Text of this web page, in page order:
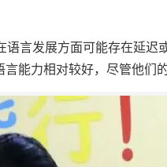
语言发展方面可能存在延
能力相对较好，尽管他们